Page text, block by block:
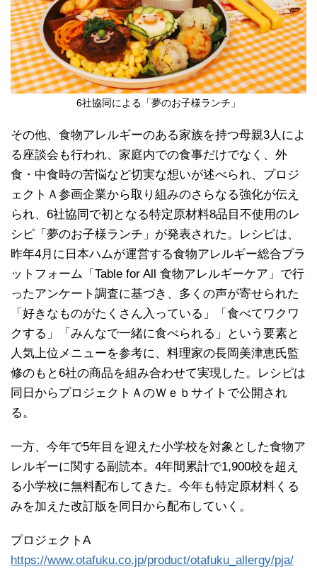
6社協同による「夢のお子様ランチ」
その他、食物アレルギーのある家族を持つ母親3人によ
る座談会も行われ、家庭内での食事だけでなく、外
食・中食時の苦悩など切実な想いが述べられ、プロジ
ェクトＡ参画企業から取り組みのさらなる強化が伝え
られ、6社協同で初となる特定原材料8品目不使用のレ
シピ「夢のお子様ランチ」が発表された。レシピは、
昨年4月に日本ハムが運営する食物アレルギー総合プラ
ットフォーム「Table for All 食物アレルギーケア」で行
ったアンケート調査に基づき、多くの声が寄せられた
「好きなものがたくさん入っている」「食べてワクワ
クする」「みんなで一緒に食べられる」という要素と
人気上位メニューを参考に、料理家の長岡美津恵氏監
修のもと6社の商品を組み合わせて実現した。レシピは
同日からプロジェクトＡのＷｅｂサイトで公開され
る。
一方、今年で5年目を迎えた小学校を対象とした食物ア
レルギーに関する副読本。4年間累計で1,900校を超え
る小学校に無料配布してきた。今年も特定原材料くる
みを加えた改訂版を同日から配布していく。
プロジェクトA
https://www.otafuku.co.jp/product/otafuku_allergy/pja/